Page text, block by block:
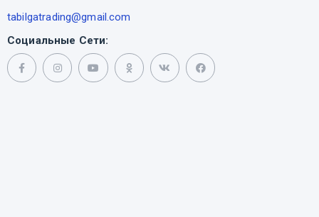
tabilgatrading@gmail.com
Социальные Сети: